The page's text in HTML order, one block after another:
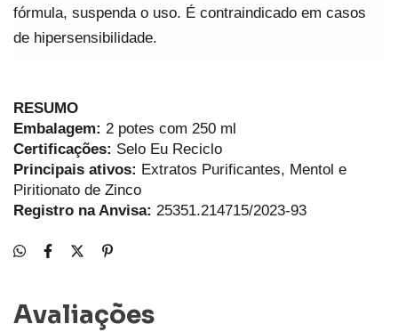
fórmula, suspenda o uso. É contraindicado em casos
de hipersensibilidade.
RESUMO
Embalagem: 2 potes com 250 ml
Certificações: Selo Eu Reciclo
Principais ativos: Extratos Purificantes, Mentol e
Piritionato de Zinco
Registro na Anvisa: 25351.214715/2023-93
Avaliações